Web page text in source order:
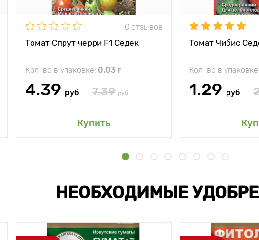
0 отзывов
Томат Спрут черри F1 Седек
Кол-во в упаковке: 0.03 г
4.39 руб 7.39 руб
Купить
Томат Чибис
Кол-во в упаковке:
1.29 руб
НЕОБХОДИМЫЕ